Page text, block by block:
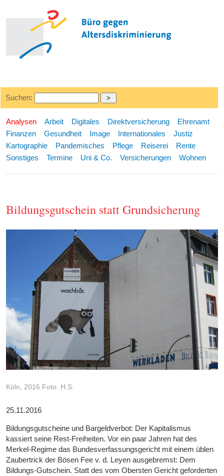
Suchen:
Analysen Arbeit Digitales Direktversicherung
Ehrenamt
Finanzen
Gesundheit Image Internationales
Justiz
Kartographie
Pandemisches Pflege Reiserei
Rente
Sonstiges
Termine Uni & Co. Versicherungen Wohnen
Bildungsgutschein statt Grundsicherung
Köln, 2016 Foto: H.S.
25.11.2016
Bildungsgutscheine und Bargeldverbot: Der Kapitalismus
kassiert seine Rest-Freiheiten. Vor ein paar Jahren hat des
Merkel-Regime das Bundesverfassungsgericht mit einem üblen
Zaubertrick der Bösen Fee v. d. Leyen ausgebremst: Dem
Bildungs-Gutschein. Statt des vom Obersten Gericht geforderten